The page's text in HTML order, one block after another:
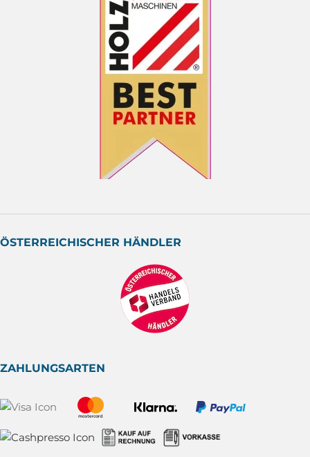
ÖSTERREICHISCHER HÄNDLER
ZAHLUNGSARTEN